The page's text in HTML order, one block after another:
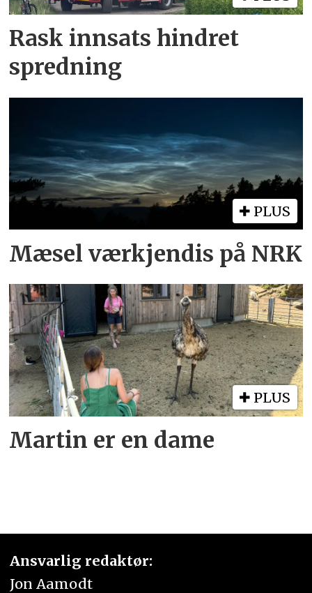
Rask innsats hindret
spredning
PLUS
Mæsel værkjendis på NRK
PLUS
Martin er en dame
Ansvarlig redaktør:
Jon Aamodt